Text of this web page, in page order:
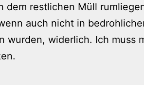
dem restlichen Müll
auch nicht in
wurden, widerlich. Ich muss